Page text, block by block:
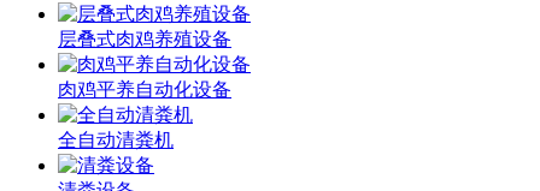
层叠式肉鸡养殖设备
肉鸡平养自动化设备
全自动清粪机